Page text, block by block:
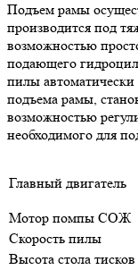
Подъем рамы
производится под
возможностью
подающего
пилы автоматически
подъема рамы,
возможностью
необходимого для
Главный двигатель
Мотор помпы СОЖ
Скорость пилы
Высота стола тисков